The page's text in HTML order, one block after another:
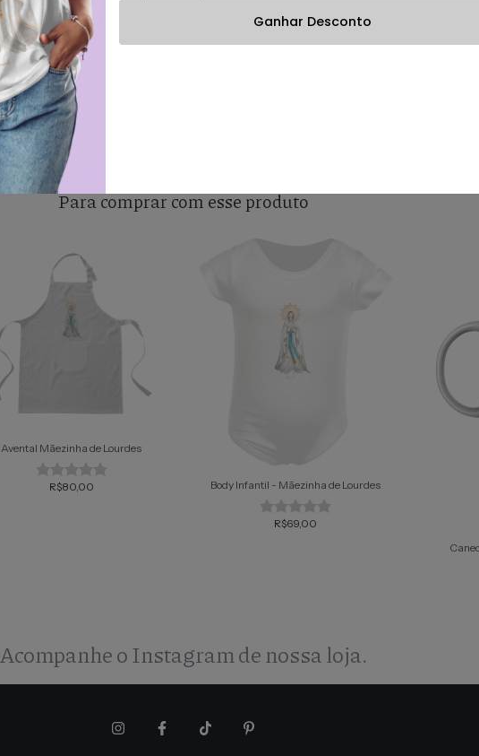
Composição:97% algodão 3% elastano, fio
Como cada tela de
próprio jeito de mostrar cores, então a cor
Para comprar com esse produto
Avental Mãezinha de Lourdes
R$80,00 Body Infantil - Mãezinha de Lourdes
R$69,00
Acompanhe o Instagram de nossa loja.
Ganhar Desconto